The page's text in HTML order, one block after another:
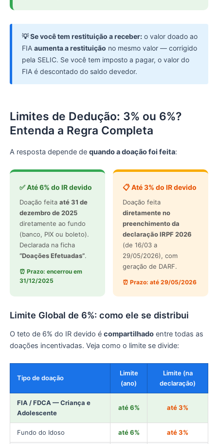
💡 Se você tem restituição a receber: o valor doado ao
FIA aumenta a restituição no mesmo valor — corrigido
pela SELIC. Se você tem imposto a pagar, o valor do
FIA é descontado do saldo devedor.
Limites de Dedução: 3% ou 6%?
Entenda a Regra Completa
A resposta depende de quando a doação foi feita:
✅ Até 6% do IR devido
Doação feita até 31 de
dezembro de 2025
diretamente ao fundo
(banco, PIX ou boleto).
Declarada na ficha
“Doações Efetuadas”.
⏰ Prazo: encerrou em
31/12/2025
📋 Até 3% do IR devido
Doação feita
diretamente no
preenchimento da
declaração IRPF 2026
(de 16/03 a
29/05/2026), com
geração de DARF.
⏰ Prazo: até 29/05/2026
Limite Global de 6%: como ele se distribui
O teto de 6% do IR devido é compartilhado entre todas as
doações incentivadas. Veja como o limite se divide:
Tipo de doação
Limite
(ano)
Limite (na
declaração)
FIA / FDCA — Criança e
Adolescente
até 6% até 3%
Fundo do Idoso até 6% até 3%